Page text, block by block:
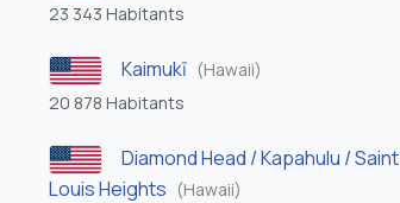
23 343 Habitants
Kaimukī (Hawaii)
20 878 Habitants
Diamond Head / Kapahulu / Saint
Louis Heights (Hawaii)